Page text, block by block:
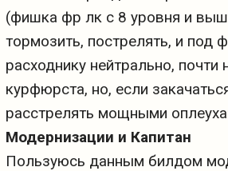
(фишка фр лк с 8 уровня и
тормозить, пострелять, и под
расходнику нейтрально,
курфюрста, но, если
расстрелять мощными
Модернизации и Капитан
Пользуюсь данным билдом